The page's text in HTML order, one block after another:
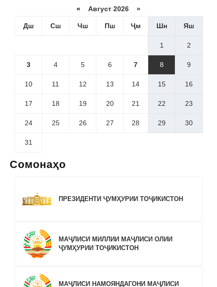
« Август 2026 »
Дш Сш Чш Пш Ҷм Шн Яш
1 2
3 4 5 6 7 8 9
10 11 12 13 14 15 16
17 18 19 20 21 22 23
24 25 26 27 28 29 30
31
Сомонаҳо
ПРЕЗИДЕНТИ ҶУМҲУРИИ ТОҶИКИСТОН
МАҶЛИСИ МИЛЛИИ МАҶЛИСИ ОЛИИ
ҶУМҲУРИИ ТОҶИКИСТОН
МАҶЛИСИ НАМОЯНДАГОНИ МАҶЛИСИ